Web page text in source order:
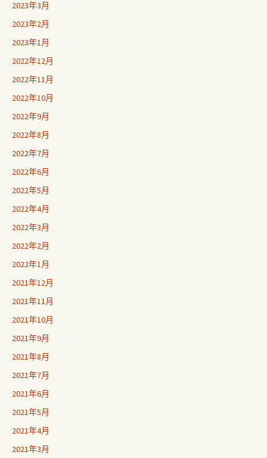
2023年3月
2023年2月
2023年1月
2022年12月
2022年11月
2022年10月
2022年9月
2022年8月
2022年7月
2022年6月
2022年5月
2022年4月
2022年3月
2022年2月
2022年1月
2021年12月
2021年11月
2021年10月
2021年9月
2021年8月
2021年7月
2021年6月
2021年5月
2021年4月
2021年3月